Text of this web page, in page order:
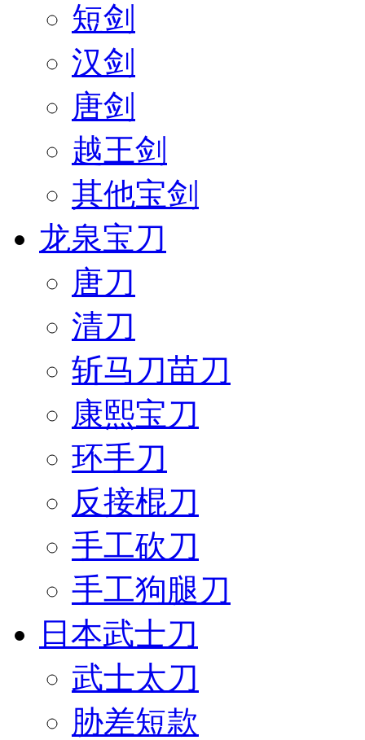
短剑
汉剑
唐剑
越王剑
其他宝剑
龙泉宝刀
唐刀
清刀
斩马刀苗刀
康熙宝刀
环手刀
反接棍刀
手工砍刀
手工狗腿刀
日本武士刀
武士太刀
胁差短款